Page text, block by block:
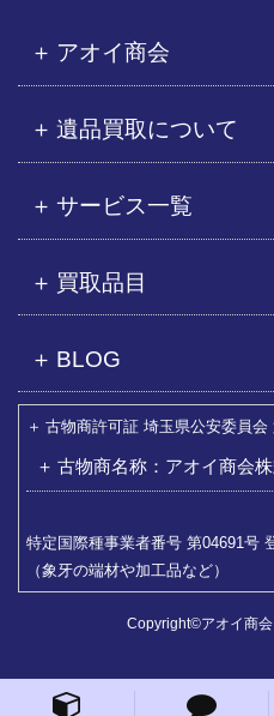
アオイ商会
遺品買取について
サービス一覧
買取品目
BLOG
古物商許可証 埼玉県公安委員会
古物商名称：アオイ商会
特定国際種事業者番号 第04691号
（象牙の端材や加工品など）
Copyright©アオイ商